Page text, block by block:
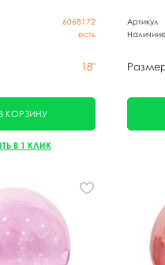
6068172
есть
18"
В КОРЗИНУ
В 1 КЛИК
Артикул
Наличиие